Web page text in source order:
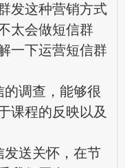
这种营销方式
太会做短信群
一下运营短信群
调查，能够很
课程的反映以及
送关怀，在节